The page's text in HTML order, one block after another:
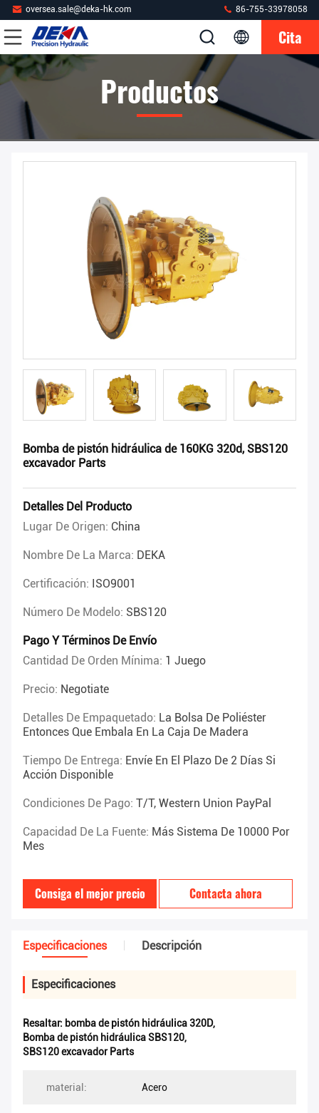
oversea.sale@deka-hk.com 86-755-33978058
Cita
Productos
Bomba de pistón hidráulica de 160KG 320d, SBS120
excavador Parts
Detalles Del Producto
Lugar De Origen: China
Nombre De La Marca: DEKA
Certificación: ISO9001
Número De Modelo: SBS120
Pago Y Términos De Envío
Cantidad De Orden Mínima: 1 Juego
Precio: Negotiate
Detalles De Empaquetado: La Bolsa De Poliéster
Entonces Que Embala En La Caja De Madera
Tiempo De Entrega: Envíe En El Plazo De 2 Días Si
Acción Disponible
Condiciones De Pago: T/T, Western Union PayPal
Capacidad De La Fuente: Más Sistema De 10000 Por
Mes
Consiga el mejor precio Contacta ahora
Especificaciones Descripción
Especificaciones
Resaltar: bomba de pistón hidráulica 320D,
Bomba de pistón hidráulica SBS120,
SBS120 excavador Parts
material: Acero